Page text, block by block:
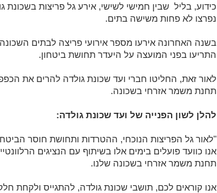
כידוע, בליל שבין חמישי לשישי, אירע גל פריצות
נפרצו לא פחות משישה בתים.
בשנה האחרונה אירעו מספר אירועי פריצה לבתים
התריעו בפני המועצה על היעדר תחושת ביטחון.
לאור זאת, החליטו חברי ועד שכונת גולדה להרים את
תחנת משמר אזרחי בשכונה.
להלן לשון הפנייה של ועד שכונת גולדה:
"לאור גל הפריצות הנוכחי, ההטרדות ותחושת חוסר
אנו כוועד פועלים בימים אלו בשיתוף עם הנציגים
תחנת משמר אזרחי בשכונה שלנו.
אנו קוראים לכם, תושבי שכונת גולדה, להתגייס ולקחת